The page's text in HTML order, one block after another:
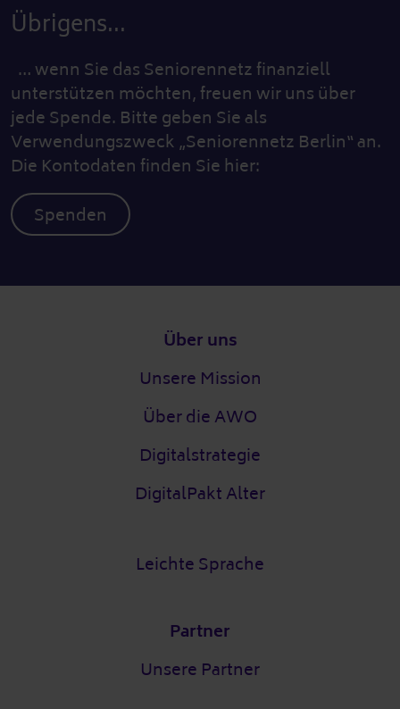
Übrigens...
… wenn Sie das Seniorennetz finanziell
unterstützen möchten, freuen wir uns über
jede Spende. Bitte geben Sie als
Verwendungszweck „Seniorennetz Berlin“ an.
Die Kontodaten finden Sie hier:
Spenden
Über uns
Unsere Mission
Über die AWO
Digitalstrategie
DigitalPakt Alter
Leichte Sprache
Partner
Unsere Partner